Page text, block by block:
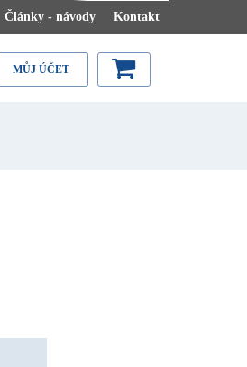
Články - návody Kontakt
MŮJ ÚČET